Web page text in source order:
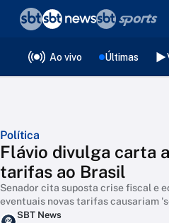
Ao vivo Últimas
Política
Flávio divulga carta
tarifas ao Brasil
Senador cita suposta crise fiscal e
eventuais novas tarifas causariam
SBT News
❮voltar
Editorias